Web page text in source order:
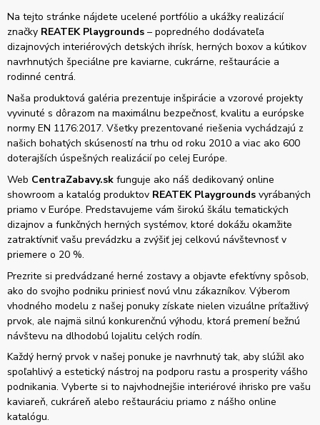
Na tejto stránke nájdete ucelené portfólio a ukážky realizácií
značky REATEK Playgrounds – popredného dodávateľa
dizajnových interiérových detských ihrísk, herných boxov a kútikov
navrhnutých špeciálne pre kaviarne, cukrárne, reštaurácie a
rodinné centrá.
Naša produktová galéria prezentuje inšpirácie a vzorové projekty
vyvinuté s dôrazom na maximálnu bezpečnosť, kvalitu a európske
normy EN 1176:2017. Všetky prezentované riešenia vychádzajú z
našich bohatých skúseností na trhu od roku 2010 a viac ako 600
doterajších úspešných realizácií po celej Európe.
Web CentraZabavy.sk funguje ako náš dedikovaný online
showroom a katalóg produktov REATEK Playgrounds vyrábaných
priamo v Európe. Predstavujeme vám širokú škálu tematických
dizajnov a funkčných herných systémov, ktoré dokážu okamžite
zatraktívniť vašu prevádzku a zvýšiť jej celkovú návštevnosť v
priemere o 20 %.
Prezrite si predvádzané herné zostavy a objavte efektívny spôsob,
ako do svojho podniku priniesť novú vlnu zákazníkov. Výberom
vhodného modelu z našej ponuky získate nielen vizuálne príťažlivý
prvok, ale najmä silnú konkurenčnú výhodu, ktorá premení bežnú
návštevu na dlhodobú lojalitu celých rodín.
Každý herný prvok v našej ponuke je navrhnutý tak, aby slúžil ako
spoľahlivý a estetický nástroj na podporu rastu a prosperity vášho
podnikania. Vyberte si to najvhodnejšie interiérové ihrisko pre vašu
kaviareň, cukráreň alebo reštauráciu priamo z nášho online
katalógu.